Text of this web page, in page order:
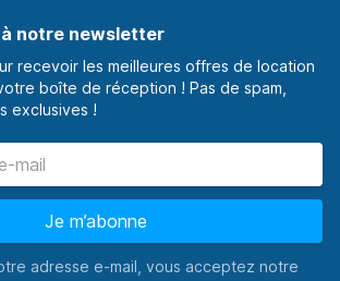
notre newsletter
recevoir les meilleures offres de location
boîte de réception ! Pas de spam,
exclusives !
Je m’abonne
adresse e-mail, vous acceptez notre